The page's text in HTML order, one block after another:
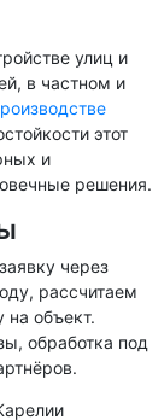
улиц и
в частном и
этот
и
решения.
через
рассчитаем
на объект.
обработка под